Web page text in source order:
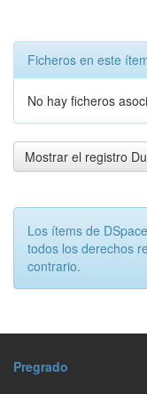
Ficheros en este
No hay ficheros
Mostrar el registro
Los ítems de
todos los derechos
contrario.
Pregrado